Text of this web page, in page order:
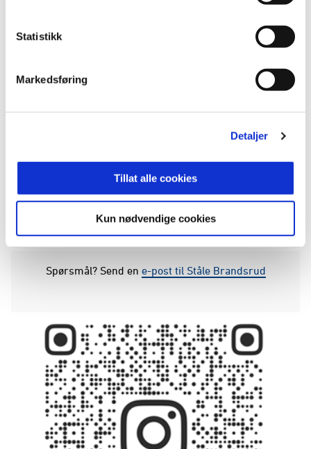
Statistikk
Markedsføring
Detaljer
Tillat alle cookies
Kun nødvendige cookies
Spørsmål? Send en e-post til Ståle Brandsrud